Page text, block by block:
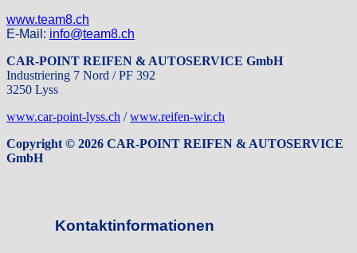
www.team8.ch
E-Mail: info@team8.ch
CAR-POINT REIFEN & AUTOSERVICE GmbH
Industriering 7 Nord / PF 392
3250 Lyss
www.car-point-lyss.ch /www.reifen-wir.ch
Copyright © 2026 CAR-POINT REIFEN & AUTOSERVICE
GmbH
Kontaktinformationen